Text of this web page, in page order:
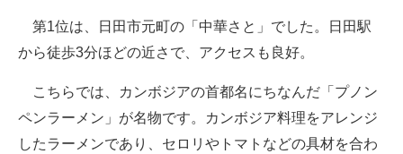
第1位は、日田市元町の「中華さと」でした。日田駅
から徒歩3分ほどの近さで、アクセスも良好。
こちらでは、カンボジアの首都名にちなんだ「プノン
ペンラーメン」が名物です。カンボジア料理をアレンジ
したラーメンであり、セロリやトマトなどの具材を合わ